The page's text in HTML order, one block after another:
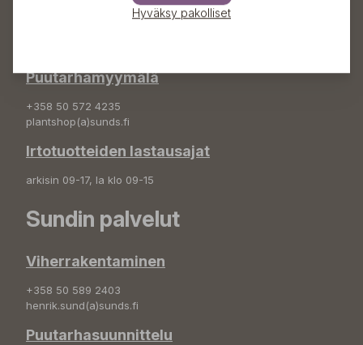
Puutarhamyymälä
+358 50 572 4235
plantshop(a)sunds.fi
Irtotuotteiden lastausajat
arkisin 09-17, la klo 09-15
Sundin palvelut
Viherrakentaminen
+358 50 589 2403
henrik.sund(a)sunds.fi
Puutarhasuunnittelu
Hyväksy pakolliset